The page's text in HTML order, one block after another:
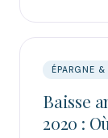
ÉPARGNE &
Baisse
2020 :